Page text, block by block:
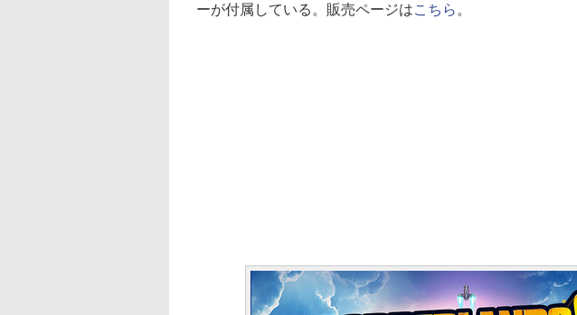
ーが付属している。販売ページはこちら 。